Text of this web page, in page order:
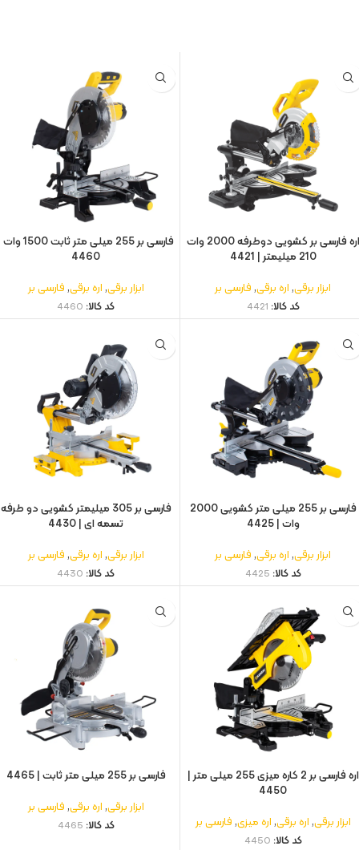
اره فارسی بر کشویی دوطرفه 2000 وات
210 میلیمتر | 4421
ابزار برقی,اره برقی,فارسی بر
کد کالا: 4421
فارسی بر 255 میلی متر ثابت
4460
ابزار برقی,اره برقی,فارسی بر
کد کالا: 4460
فارسی بر 255 میلی متر کشویی 2000
وات | 4425
ابزار برقی,اره برقی,فارسی بر
کد کالا: 4425
فارسی بر 305 میلیمتر کشویی دو طرفه
تسمه ای | 4430
ابزار برقی,اره برقی,فارسی بر
کد کالا: 4430
اره فارسی‌ بر 2 کاره میزی 255 میلی‌ متر |
4450
ابزار برقی,اره برقی,اره میزی,فارسی بر
کد کالا: 4450
فارسی بر 255 میلی متر ثابت | 4465
ابزار برقی,اره برقی,فارسی بر
کد کالا: 4465